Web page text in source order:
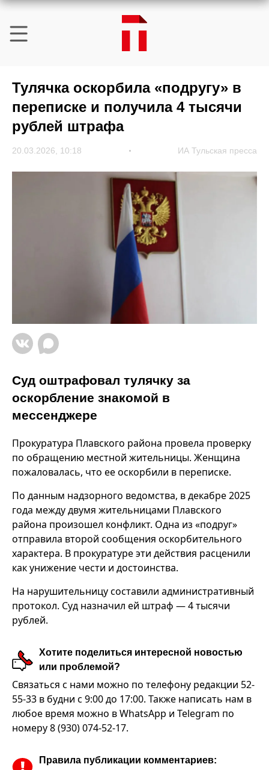
Тулячка оскорбила «подругу» в
переписке и получила 4 тысячи
рублей штрафа
20.03.2026, 10:18 ИА Тульская пресса
Суд оштрафовал тулячку за
оскорбление знакомой в
мессенджере
Прокуратура Плавского района провела проверку
по обращению местной жительницы. Женщина
пожаловалась, что ее оскорбили в переписке.
По данным надзорного ведомства, в декабре 2025
года между двумя жительницами Плавского
района произошел конфликт. Одна из «подруг»
отправила второй сообщения оскорбительного
характера. В прокуратуре эти действия расценили
как унижение чести и достоинства.
На нарушительницу составили административный
протокол. Суд назначил ей штраф — 4 тысячи
рублей.
Хотите поделиться интересной новостью
или проблемой?
Связаться с нами можно по телефону редакции 52-
55-33 в будни с 9:00 до 17:00. Также написать нам в
любое время можно в WhatsApp и Telegram по
номеру 8 (930) 074-52-17.
Правила публикации комментариев: